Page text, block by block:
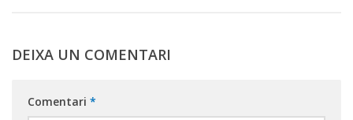
DEIXA UN COMENTARI
Comentari *